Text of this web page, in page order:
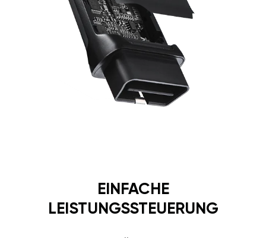
EINFACHE
LEISTUNGSSTEUERUNG